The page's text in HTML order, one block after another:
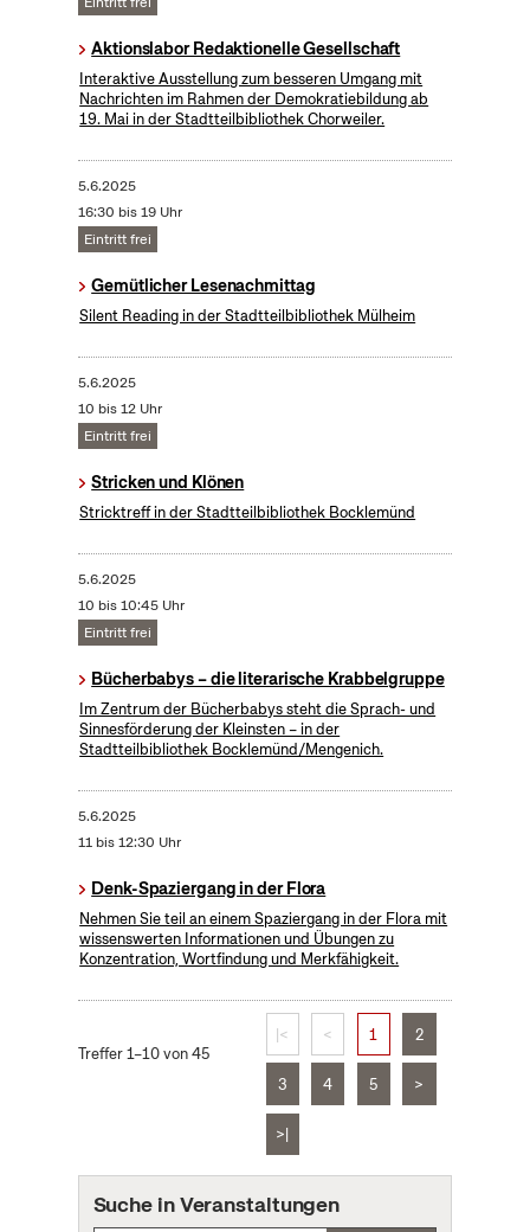
Aktionslabor Redaktionelle Gesellschaft
Interaktive Ausstellung zum besseren Umgang mit
Nachrichten im Rahmen der Demokratiebildung ab
19. Mai in der Stadtteilbibliothek Chorweiler.
5.6.2025
16:30 bis 19 Uhr
Eintritt frei
Gemütlicher Lesenachmittag
Silent Reading in der Stadtteilbibliothek Mülheim
5.6.2025
10 bis 12 Uhr
Eintritt frei
Stricken und Klönen
Stricktreff in der Stadtteilbibliothek Bocklemünd
5.6.2025
10 bis 10:45 Uhr
Eintritt frei
Bücherbabys – die literarische Krabbelgruppe
Im Zentrum der Bücherbabys steht die Sprach- und
Sinnesförderung der Kleinsten – in der
Stadtteilbibliothek Bocklemünd/Mengenich.
5.6.2025
11 bis 12:30 Uhr
Denk-Spaziergang in der Flora
Nehmen Sie teil an einem Spaziergang in der Flora mit
wissenswerten Informationen und Übungen zu
Konzentration, Wortfindung und Merkfähigkeit.
Treffer 1–10 von 45
|< < 1 2
3 4 5 >
>|
Suche in Veranstaltungen